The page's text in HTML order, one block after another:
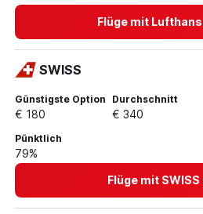
Flüge mit
SWISS
Günstigste Option
€ 180
Durchschnitt
€ 340
Pünktlich
79%
Flüge mit